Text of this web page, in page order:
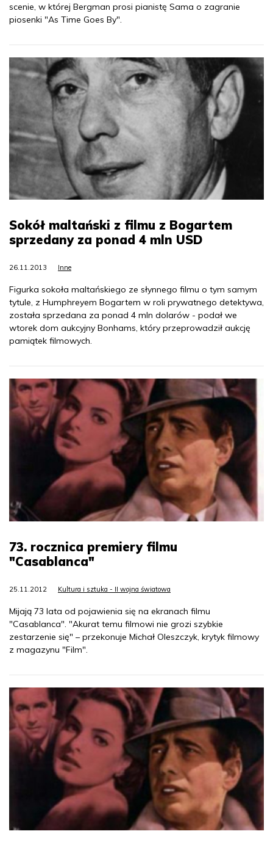
scenie, w której Bergman prosi pianistę Sama o zagranie
piosenki "As Time Goes By".
Sokół maltański z filmu z Bogartem
sprzedany za ponad 4 mln USD
26.11.2013 Inne
Figurka sokoła maltańskiego ze słynnego filmu o tym samym
tytule, z Humphreyem Bogartem w roli prywatnego detektywa,
została sprzedana za ponad 4 mln dolarów - podał we
wtorek dom aukcyjny Bonhams, który przeprowadził aukcję
pamiątek filmowych.
73. rocznica premiery filmu
"Casablanca"
25.11.2012 Kultura i sztuka - II wojna światowa
Mijają 73 lata od pojawienia się na ekranach filmu
"Casablanca". "Akurat temu filmowi nie grozi szybkie
zestarzenie się" – przekonuje Michał Oleszczyk, krytyk filmowy
z magazynu "Film".